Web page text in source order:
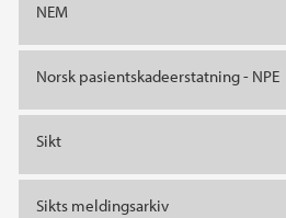
NEM
Norsk pasientskadeerstatning - NPE
Sikt
Sikts meldingsarkiv